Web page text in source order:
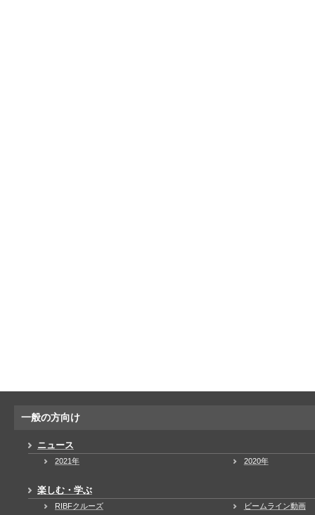
一般の方向け
ニュース
2021年 2020年
楽しむ・学ぶ
RIBFクルーズ
ビームライン動画